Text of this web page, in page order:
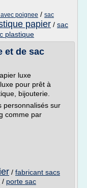
poignee / sac
papier / sac
plastique
et de sac
luxe
pour prêt à
bijouterie.
personnalisés sur
comme par
/ fabricant sacs
/ porte sac